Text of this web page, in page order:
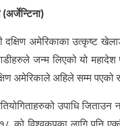
दक्षिण अमेरिकाका उत्कृष्ट
जन्म लिएको यो
अमेरिकाले अहिले सम्म
उपाधि